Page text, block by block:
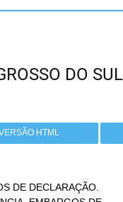
DO
HTML
DE DECLARAÇÃO.